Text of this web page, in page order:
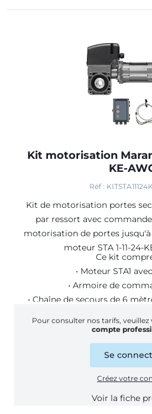
Kit motorisation
KE-
Réf :
Kit de motorisation portes
par ressort avec
motorisation de portes
moteur STA 1-11-24-
Ce kit
• Moteur STA1
• Armoire de
• Chaîne de secours de 6
• Boite à 3 boutons
• Cable de liaison
Pour consulter nos tarifs,
compte
Se
Créez votre
Voir la fiche